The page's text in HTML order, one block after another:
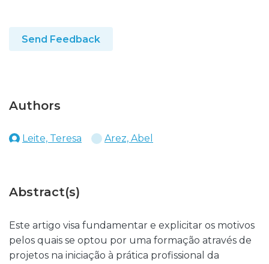
Send Feedback
Authors
Leite, Teresa Arez, Abel
Abstract(s)
Este artigo visa fundamentar e explicitar os motivos
pelos quais se optou por uma formação através de
projetos na iniciação à prática profissional da